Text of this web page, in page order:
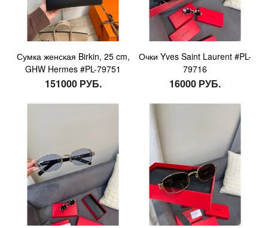
Сумка женская Birkin, 25 cm,
GHW Hermes #PL-79751
151000 РУБ.
Очки Yves Saint Laurent #PL-
79716
16000 РУБ.